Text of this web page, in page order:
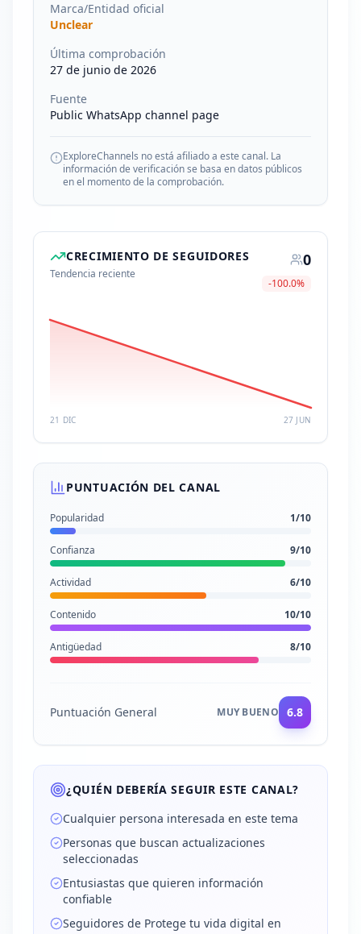
Marca/Entidad oficial
Unclear
Última comprobación
27 de junio de 2026
Fuente
Public WhatsApp channel page
ExploreChannels no está afiliado a este canal. La
información de verificación se basa en datos públicos
en el momento de la comprobación.
CRECIMIENTO DE SEGUIDORES
Tendencia reciente
0
-100.0%
21 DIC 27 JUN
PUNTUACIÓN DEL CANAL
Popularidad 1/10
Confianza 9/10
Actividad 6/10
Contenido 10/10
Antigüedad 8/10
Puntuación General MUY BUENO 6.8
¿QUIÉN DEBERÍA SEGUIR ESTE CANAL?
Cualquier persona interesada en este tema
Personas que buscan actualizaciones
seleccionadas
Entusiastas que quieren información
confiable
Seguidores de Protege tu vida digital en